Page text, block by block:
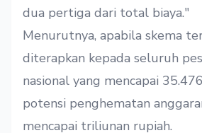
dua pertiga dari total biaya."
Menurutnya, apabila skema
diterapkan kepada seluruh
nasional yang mencapai
potensi penghematan
mencapai triliunan rupiah.